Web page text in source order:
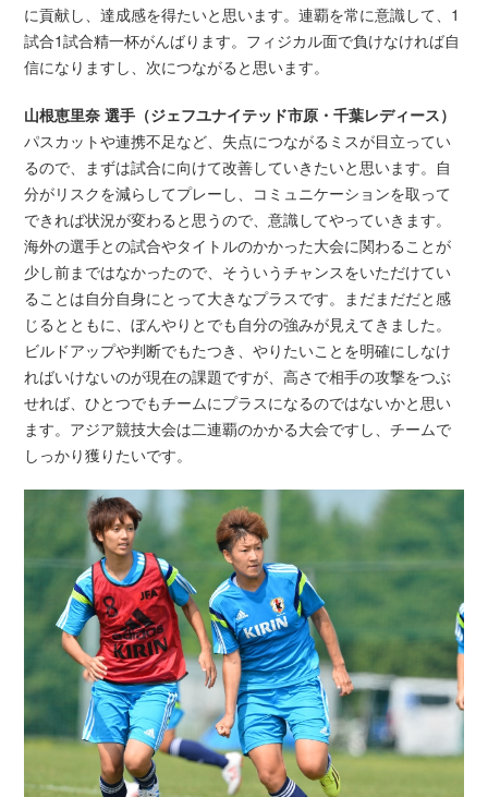
に貢献し、達成感を得たいと思います。連覇を常に意識して、1
試合1試合精一杯がんばります。フィジカル面で負けなければ自
信になりますし、次につながると思います。
山根恵里奈 選手（ジェフユナイテッド市原・千葉レディース）
パスカットや連携不足など、失点につながるミスが目立ってい
るので、まずは試合に向けて改善していきたいと思います。自
分がリスクを減らしてプレーし、コミュニケーションを取って
できれば状況が変わると思うので、意識してやっていきます。
海外の選手との試合やタイトルのかかった大会に関わることが
少し前まではなかったので、そういうチャンスをいただけてい
ることは自分自身にとって大きなプラスです。まだまだだと感
じるとともに、ぼんやりとでも自分の強みが見えてきました。
ビルドアップや判断でもたつき、やりたいことを明確にしなけ
ればいけないのが現在の課題ですが、高さで相手の攻撃をつぶ
せれば、ひとつでもチームにプラスになるのではないかと思い
ます。アジア競技大会は二連覇のかかる大会ですし、チームで
しっかり獲りたいです。